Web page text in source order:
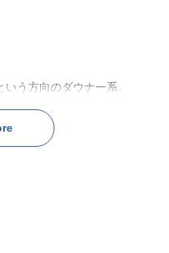
る話し方なのに……不思議と
っていく。
う方向のダウナー系。
ので、「可愛い」「嬉しい」